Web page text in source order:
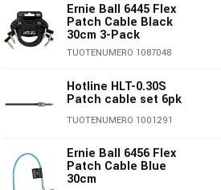
Ernie Ball 6445 Flex
Patch Cable Black
30cm 3-Pack
TUOTENUMERO 1087048
Hotline HLT-0.30S
Patch cable set 6pk
TUOTENUMERO 1001291
Ernie Ball 6456 Flex
Patch Cable Blue
30cm